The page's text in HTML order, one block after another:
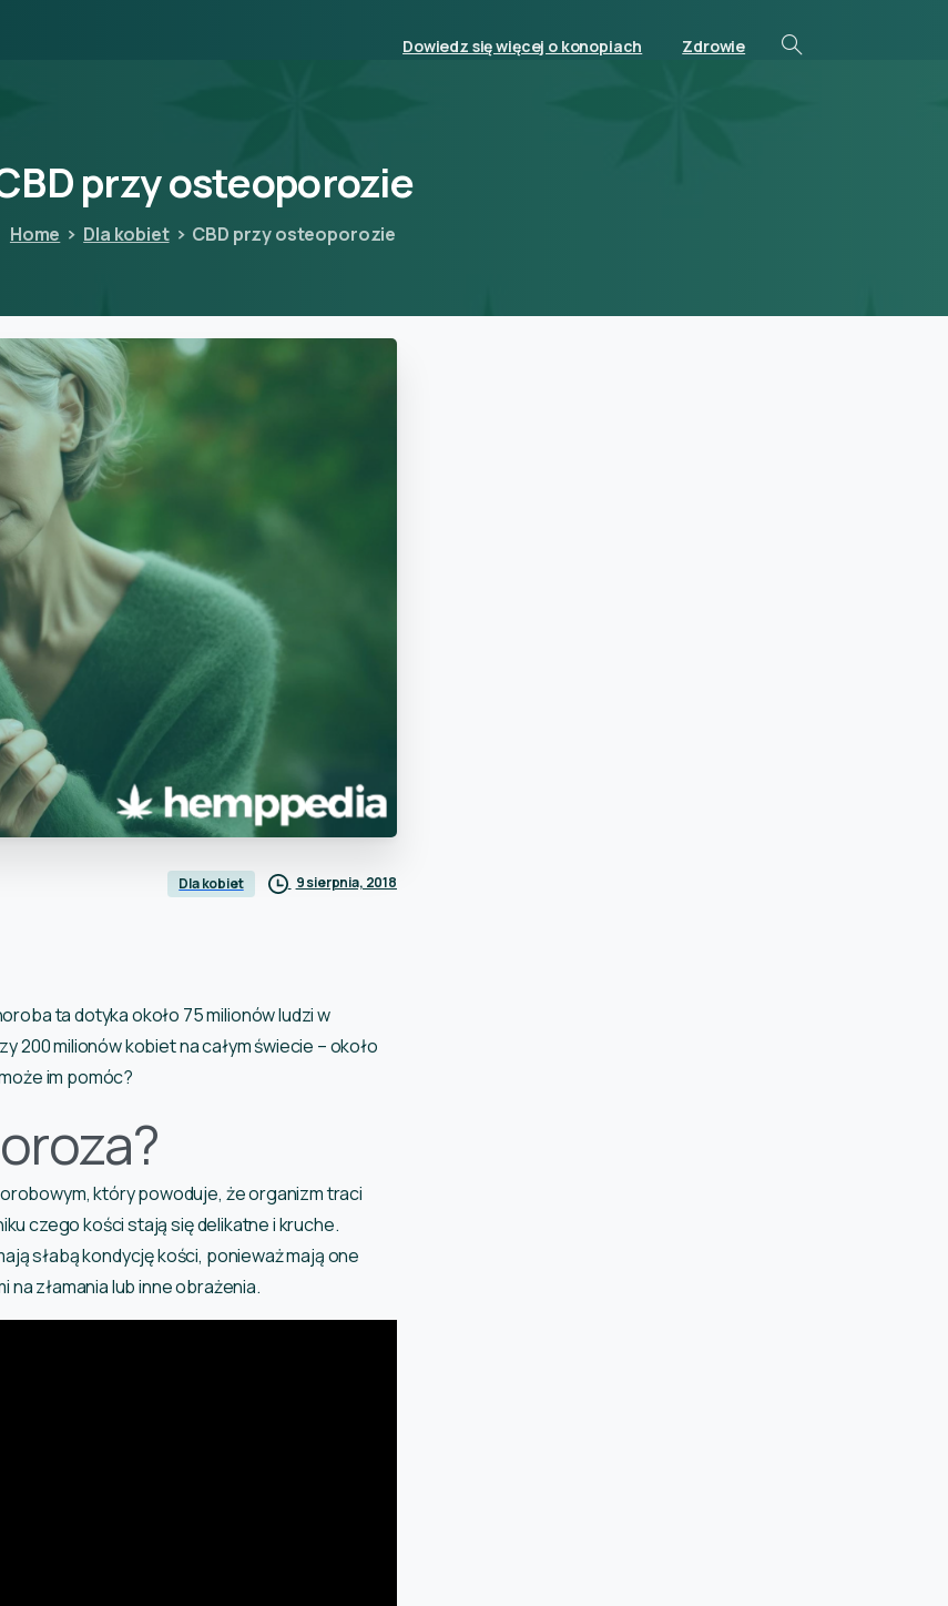
Dowiedz się więcej o konopiach Zdrowie
przyosteoporozie
Home Dla kobiet CBD przy osteoporozie
Dla kobiet 9 sierpnia, 2018
ta dotyka około 75 milionów ludzi w
200 milionów kobiet na całym świecie – około
im pomóc?
który powoduje, że organizm traci
czego kości stają się delikatne i kruche.
słabą kondycję kości, ponieważ mają one
złamania lub inne obrażenia.